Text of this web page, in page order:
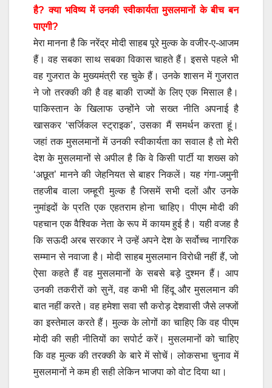
है? क्या भविष्य में उनकी स्वीकार्यता मुसलमानों के बीच बन
पाएगी?
मेरा मानना है कि नरेंद्र मोदी साहब पूरे मुल्क के वजीर-ए-आजम
हैं। वह सबका साथ सबका विकास चाहते हैं। इससे पहले भी
वह गुजरात के मुख्यमंत्री रह चुके हैं। उनके शासन में गुजरात
ने जो तरक्की की है वह बाकी राज्यों के लिए एक मिसाल है।
पाकिस्तान के खिलाफ उन्होंने जो सख्त नीति अपनाई है
खासकर ‘सर्जिकल स्ट्राइक’, उसका मैं समर्थन करता हूं।
जहां तक मुसलमानों में उनकी स्वीकार्यता का सवाल है तो मेरी
देश के मुसलमानों से अपील है कि वे किसी पार्टी या शख्स को
‘अछूत’ मानने की जेहनियत से बाहर निकलें। यह गंगा-जमुनी
तहजीब वाला जम्हूरी मुल्क है जिसमें सभी दलों और उनके
नुमांइदों के प्रति एक एहतराम होना चाहिए। पीएम मोदी की
पहचान एक वैश्विक नेता के रूप में कायम हुई है। यही वजह है
कि सऊदी अरब सरकार ने उन्हें अपने देश के सर्वोच्च नागरिक
सम्मान से नवाजा है। मोदी साहब मुसलमान विरोधी नहीं हैं, जो
ऐसा कहते हैं वह मुसलमानों के सबसे बड़े दुश्मन हैं। आप
उनकी तकरीरों को सुनें, वह कभी भी हिंदू और मुसलमान की
बात नहीं करते। वह हमेशा सवा सौ करोड़ देशवासी जैसे लफ्जों
का इस्तेमाल करते हैं। मुल्क के लोगों का चाहिए कि वह पीएम
मोदी की सही नीतियों का सपोर्ट करें। मुसलमानों को चाहिए
कि वह मुल्क की तरक्की के बारे में सोचें। लोकसभा चुनाव में
मुसलमानों ने कम ही सही लेकिन भाजपा को वोट दिया था।